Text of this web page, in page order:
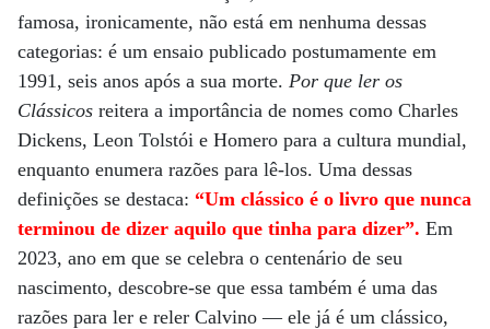
famosa, ironicamente, não está em nenhuma dessas
categorias: é um ensaio publicado postumamente em
1991, seis anos após a sua morte. Por que ler os
Clássicos reitera a importância de nomes como Charles
Dickens, Leon Tolstói e Homero para a cultura mundial,
enquanto enumera razões para lê-los. Uma dessas
definições se destaca: “Um clássico é o livro que nunca
terminou de dizer aquilo que tinha para dizer”. Em
2023, ano em que se celebra o centenário de seu
nascimento, descobre-se que essa também é uma das
razões para ler e reler Calvino ­— ele já é um clássico,